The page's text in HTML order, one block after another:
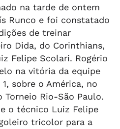
na tarde de ontem
Runco e foi constatado
de treinar
Dida, do Corinthians,
Felipe Scolari. Rogério
na vitória da equipe
sobre o América, no
Rio-São Paulo.
o técnico Luiz Felipe
tricolor para a